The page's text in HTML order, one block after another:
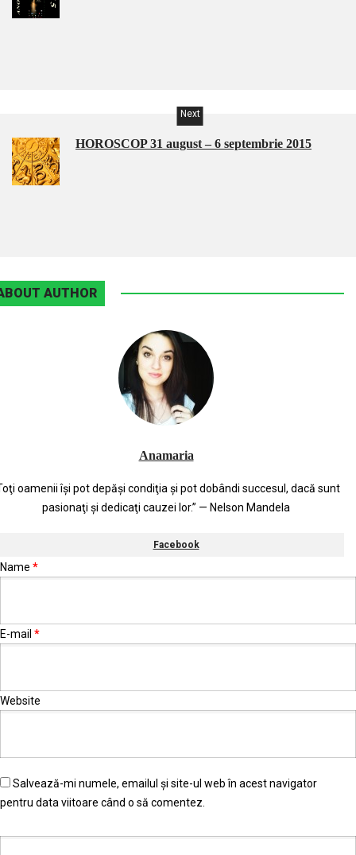
Next
HOROSCOP 31 august – 6 septembrie 2015
AUTHOR
Anamaria
oamenii îşi pot depăşi condiţia şi pot dobândi succesul, dacă sunt
pasionaţi şi dedicaţi cauzei lor.” — Nelson Mandela
Facebook
Name *
E-mail *
Website
Salvează-mi numele, emailul și site-ul web în acest navigator
pentru data viitoare când o să comentez.